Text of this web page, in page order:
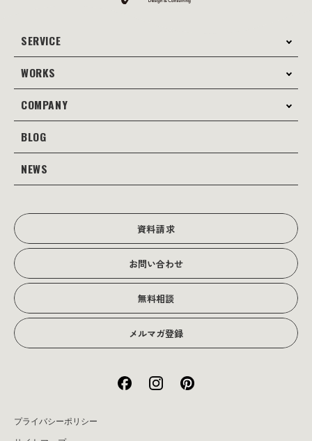
SERVICE
サービス案内
コンサルティング
Web広告･SEO対策
WORKS
制作事例
Web
COMPANY
会社案内
当社の強み
会社沿革
会社概要
BLOG
JOTOブログ
NEWS
資料請求
お問い合わせ
無料相談
メルマガ登録
プライバシーポリシー